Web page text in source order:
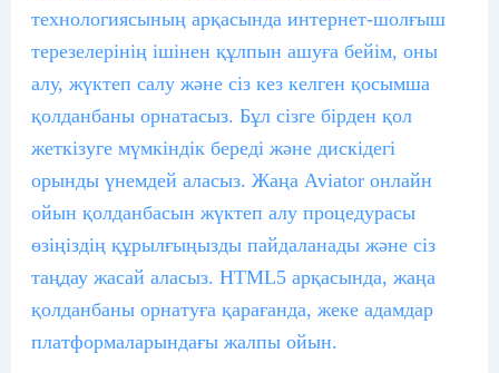
технологиясының арқасында интернет-шолғыш
терезелерінің ішінен құлпын ашуға бейім, оны
алу, жүктеп салу және сіз кез келген қосымша
қолданбаны орнатасыз. Бұл сізге бірден қол
жеткізуге мүмкіндік береді және дискідегі
орынды үнемдей аласыз. Жаңа Aviator онлайн
ойын қолданбасын жүктеп алу процедурасы
өзіңіздің құрылғыңызды пайдаланады және сіз
таңдау жасай аласыз. HTML5 арқасында, жаңа
қолданбаны орнатуға қарағанда, жеке адамдар
платформаларындағы жалпы ойын.